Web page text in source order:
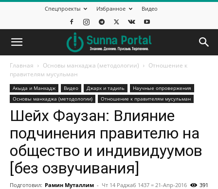
Спецпроекты Избранное Видео
Главная Основы манхаджа (методологии)
Отношение к
правителям мусульман
Акыда и Манхадж Видео Джарх и тадиль
Научные опровержения
Основы манхаджа (методологии)
Отношение к правителям мусульман
Шейх Фаузан: Влияние
подчинения правителю на
общество и индивидуумов
[без озвучивания]
Подготовил: Рамин Муталлим - Чт 14 Раджаб 1437 = 21-Апр-2016 391